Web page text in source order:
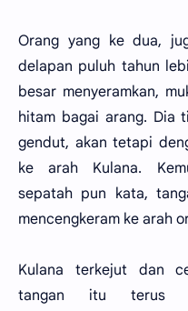
Orang yang ke dua,
delapan puluh tahun
besar menyeramkan,
hitam bagai arang. Dia
gendut, akan tetapi
ke arah Kulana.
sepatah pun kata,
mencengkeram ke arah
Kulana terkejut dan
tangan itu terus